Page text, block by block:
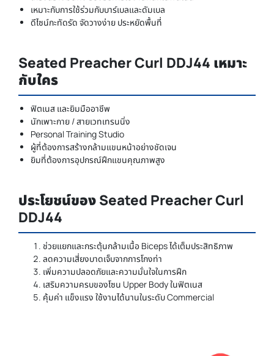
เหมาะกับการใช้ร่วมกับบาร์เบลและดัมเบล
ดีไซน์กะทัดรัด จัดวางง่าย ประหยัดพื้นที่
Seated Preacher Curl DDJ44 เหมาะ
กับใคร
ฟิตเนส และยิมมืออาชีพ
นักเพาะกาย / สายเวทเทรนนิ่ง
Personal Training Studio
ผู้ที่ต้องการสร้างกล้ามแขนหน้าอย่างชัดเจน
ยิมที่ต้องการอุปกรณ์ฝึกแขนคุณภาพสูง
ประโยชน์ของ Seated Preacher Curl
DDJ44
ช่วยแยกและกระตุ้นกล้ามเนื้อ Biceps ได้เต็มประสิทธิภาพ
ลดความเสี่ยงบาดเจ็บจากการโกงท่า
เพิ่มความปลอดภัยและความมั่นใจในการฝึก
เสริมความครบของโซน Upper Body ในฟิตเนส
คุ้มค่า แข็งแรง ใช้งานได้นานในระดับ Commercial